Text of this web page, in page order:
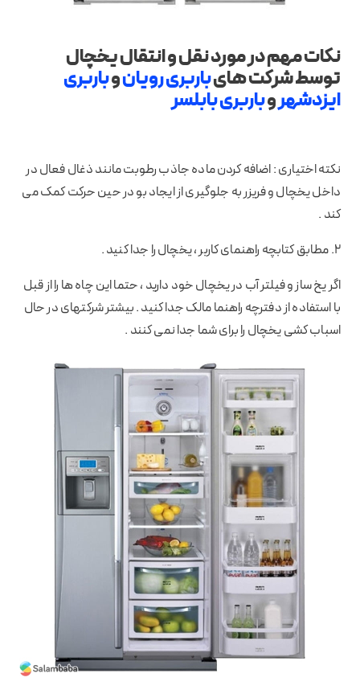
نکات مهم در مورد نقل و انتقال یخچال
توسط شرکت هایباربری رویانوباربری
ایزدشهروباربری بابلسر
نکته اختیاری : اضافه کردن ماده جاذب رطوبت مانند ذغال فعال در
داخل یخچال و فریزر به جلوگیری از ایجاد بو در حین حرکت کمک می
کند .
2. مطابق کتابچه راهنمای کاربر ، یخچال را جدا کنید .
اگر یخ ساز و فیلتر آب در یخچال خود دارید ، حتما این چاه ها را از قبل
با استفاده از دفترچه راهنما مالک جدا کنید . بیشتر شرکتهای در حال
اسباب کشی یخچال را برای شما جدا نمی کنند .